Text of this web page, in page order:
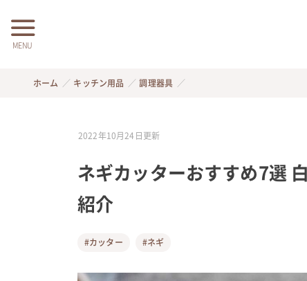
MENU
ホーム キッチン用品 調理器具
2022年10月24日更新
ネギカッターおすすめ7選
紹介
#カッター #ネギ